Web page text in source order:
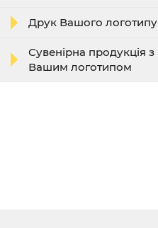
Друк Вашого логотипу
Сувенірна продукція з
Вашим логотипом